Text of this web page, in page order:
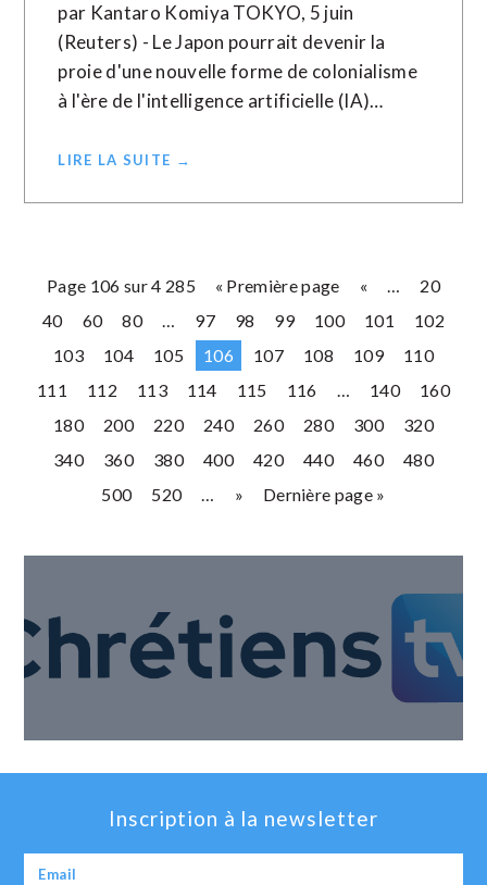
par Kantaro Komiya TOKYO, 5 juin
(Reuters) - Le Japon pourrait devenir la
proie d'une nouvelle forme de colonialisme
à l'ère de l'intelligence artificielle (IA)…
LIRE LA SUITE →
Page 106 sur 4 285 « Première page « …
20
40
60 80 … 97 98 99 100 101
102
103
104 105 106 107 108 109
110
111
112 113 114 115 116 … 140
160
180
200 220 240 260 280 300
320
340
360 380 400 420 440 460
480
500
520 … » Dernière page »
Inscription à la newsletter